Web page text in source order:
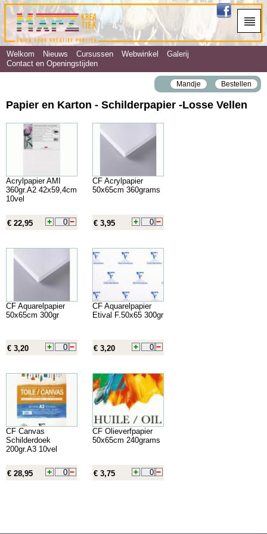
Welkom Nieuws Cursussen Webwinkel
Galerij
Contact en Openingstijden
Mandje Bestellen
Papier en Karton - Schilderpapier ‐Losse Vellen
Acrylpapier AMI
360gr.A2 42x59,4cm
10vel
€ 22,95
CF Acrylpapier
50x65cm 360grams
€ 3,95
CF Aquarelpapier
50x65cm 300gr
€ 3,20
CF Aquarelpapier
Etival F.50x65 300gr
€ 3,20
CF Canvas
Schilderdoek
200gr.A3 10vel
€ 28,95
CF Olieverfpapier
50x65cm 240grams
€ 3,75